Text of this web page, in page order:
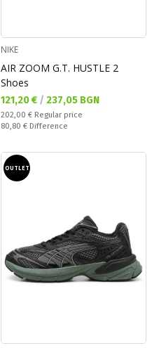
NIKE
AIR ZOOM G.T. HUSTLE 2
Shoes
Текуща цена:
121,20 € / 237,05 BGN
Regular price:
202,00 € Regular price
Спестявате:
80,80 € Difference
OUTLET